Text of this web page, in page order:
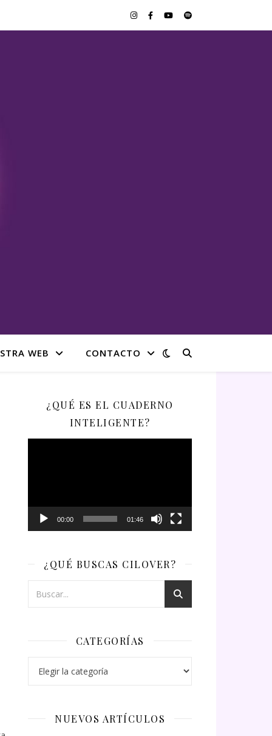
WEB CONTACTO
¿QUÉ ES EL CUADERNO
INTELIGENTE?
00:00 01:46
¿QUÉ BUSCAS CILOVER?
CATEGORÍAS
NUEVOS ARTÍCULOS